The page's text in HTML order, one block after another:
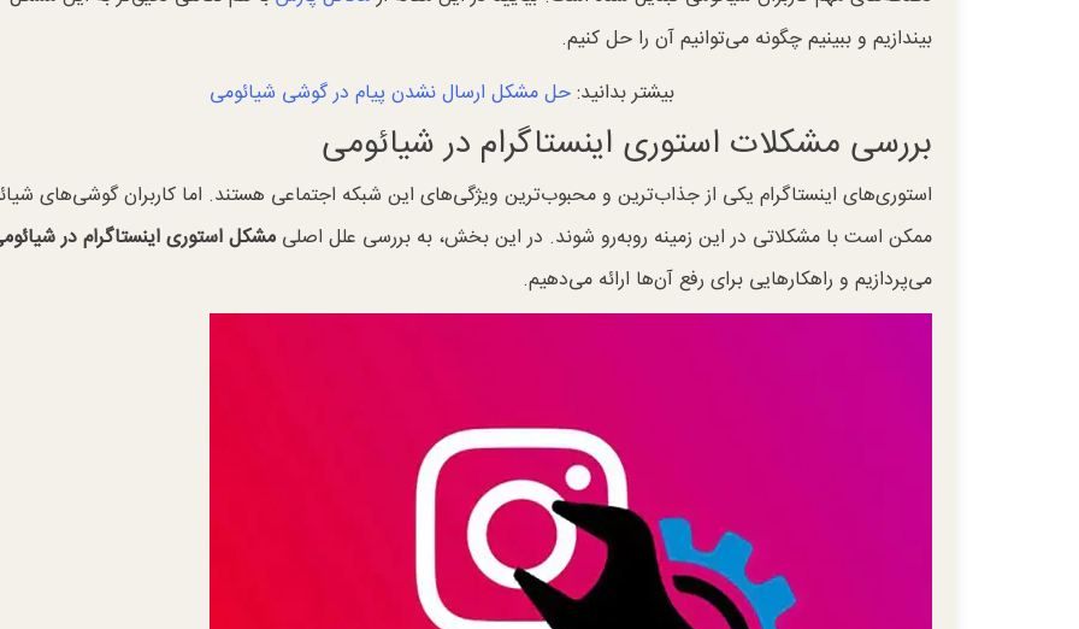
بیندازیم و ببینیم چگونه می‌توانیم آن را حل کنیم.
بیشتر بدانید:حل مشکل ارسال نشدن پیام در گوشی شیائومی
بررسی مشکلات استوری اینستاگرام در شیائومی
استوری‌های اینستاگرام یکی از جذاب‌ترین و محبوب‌ترین ویژگی‌های این شبکه اجتماعی هستند. اما کاربران گوشی‌های
ممکن است با مشکلاتی در این زمینه روبه‌رو شوند. در این بخش، به بررسی علل اصلی مشکل استوری اینستاگرام در
می‌پردازیم و راهکارهایی برای رفع آن‌ها ارائه می‌دهیم.